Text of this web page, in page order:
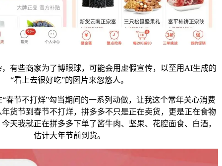
些商家为了博眼球，可能会用虚假宣传，以至用AI生成的
“看上去很好吃”的图片来忽悠人。
不打烊”勾当期间的一系列动做，让我这个常年关心消费
货节到春节不打烊，拼多多不只是正在卖货，更是正在食物
天我就正在拼多多下单了酱牛肉、坚果、花腔面食、白酒，
估计大年节前到货。